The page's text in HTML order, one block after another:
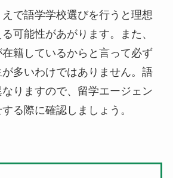
で語学学校選びを行うと理想
可能性があがります。また、
籍しているからと言って必ず
多いわけではありません。語
りますので、留学エージェン
る際に確認しましょう。